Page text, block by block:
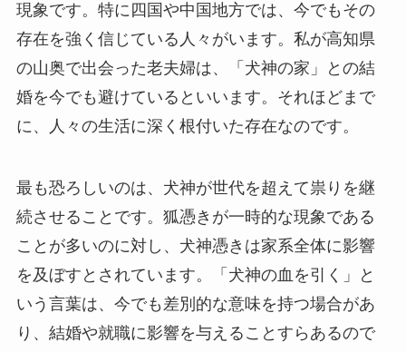
現象です。特に四国や中国地方では、今でもその
存在を強く信じている人々がいます。私が高知県
の山奥で出会った老夫婦は、「犬神の家」との結
婚を今でも避けているといいます。それほどまで
に、人々の生活に深く根付いた存在なのです。
最も恐ろしいのは、犬神が世代を超えて祟りを継
続させることです。狐憑きが一時的な現象である
ことが多いのに対し、犬神憑きは家系全体に影響
を及ぼすとされています。「犬神の血を引く」と
いう言葉は、今でも差別的な意味を持つ場合があ
り、結婚や就職に影響を与えることすらあるので